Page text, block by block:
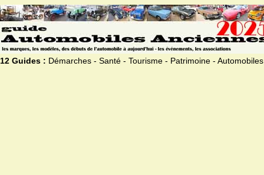
12 Guides : Démarches - Santé - Tourisme - Patrimoine - Automobiles